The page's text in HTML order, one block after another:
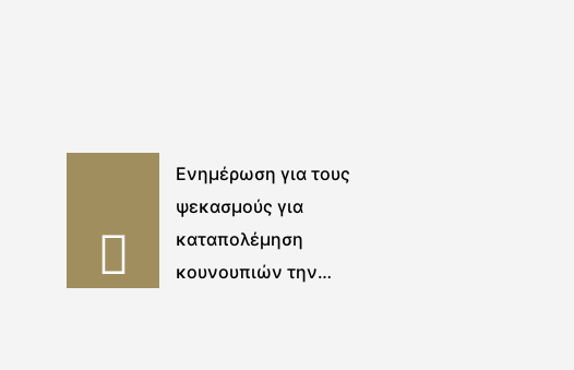
Ενημέρωση για τους
ψεκασμούς για
καταπολέμηση
κουνουπιών την